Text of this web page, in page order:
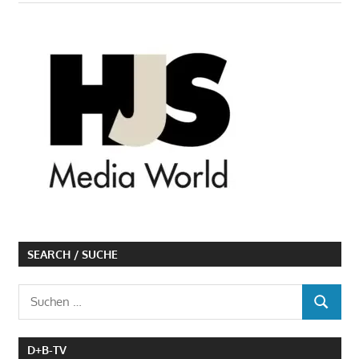
SEARCH / SUCHE
Suchen
SUCHEN
D+B-TV